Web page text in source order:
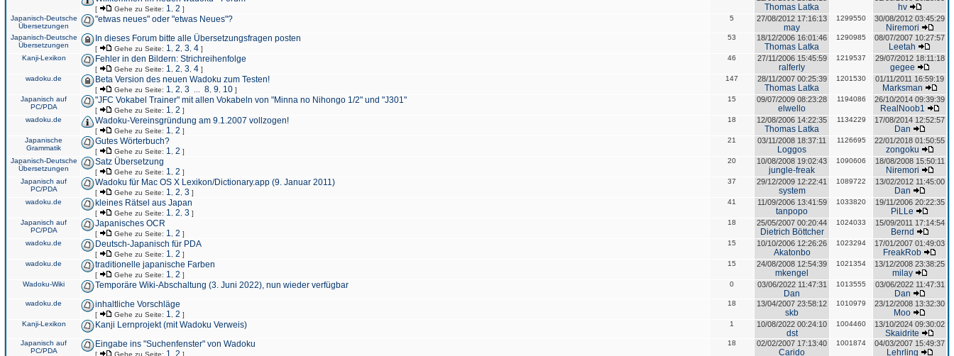
[ Gehe zu Seite: 1 2 ] Thomas Latka hv
Japanisch-Deutsche
Übersetzungen
"etwas neues" oder "etwas Neues"? 5 27/08/2012 17:16:13
may
1299550 30/08/2012 03:45:29
Niremori
Japanisch-Deutsche
Übersetzungen
In dieses Forum bitte alle Übersetzungsfragen posten
[ Gehe zu Seite: 1 2 3 4 ]
53 18/12/2006 16:01:46
Thomas Latka
1290985 08/07/2007 10:27:57
Leetah
Kanji-Lexikon Fehler in den Bildern: Strichreihenfolge
[ Gehe zu Seite: 1 2 3 4 ]
46 27/11/2006 15:45:59
ralferly
1219537 29/07/2012 18:11:18
gegee
wadoku.de Beta Version des neuen Wadoku zum Testen!
[ Gehe zu Seite: 1 2 3 8 9 10 ]
147 28/11/2007 00:25:39
Thomas Latka
1201530 01/11/2011 16:59:19
Marksman
Japanisch auf
PC/PDA
"JFC Vokabel Trainer" mit allen Vokabeln von "Minna no Nihongo 1/2" und "J301"
[ Gehe zu Seite: 1 2 ]
15 09/07/2009 08:23:28
elwello
1194086 26/10/2014 09:39:39
RealNoob1
wadoku.de Wadoku-Vereinsgründung am 9.1.2007 vollzogen!
[ Gehe zu Seite: 1 2 ]
18 12/08/2006 14:22:35
Thomas Latka
1134229 17/08/2014 12:52:57
Dan
Japanische
Grammatik
Gutes Wörterbuch?
[ Gehe zu Seite: 1 2 ]
21 03/11/2008 18:37:11
Loggos
1126695 22/01/2018 01:50:55
zongoku
Japanisch-Deutsche
Übersetzungen
Satz Übersetzung
[ Gehe zu Seite: 1 2 ]
20 10/08/2008 19:02:43
jungle-freak
1090606 18/08/2008 15:50:11
Niremori
Japanisch auf
PC/PDA
Wadoku für Mac OS X Lexikon/Dictionary.app (9. Januar 2011)
[ Gehe zu Seite: 1 2 3 ]
37 29/12/2009 12:22:41
system
1089722 13/02/2012 11:45:00
Dan
wadoku.de kleines Rätsel aus Japan
[ Gehe zu Seite: 1 2 3 ]
41 11/09/2006 13:41:59
tanpopo
1033820 19/11/2006 20:22:35
PiLLe
Japanisch auf
PC/PDA
Japanisches OCR
[ Gehe zu Seite: 1 2 ]
18 25/05/2007 00:20:44
Dietrich Böttcher
1024033 15/09/2011 17:14:54
Bernd
wadoku.de Deutsch-Japanisch für PDA
[ Gehe zu Seite: 1 2 ]
15 10/10/2006 12:26:26
Akatonbo
1023294 17/01/2007 01:49:03
FreakRob
wadoku.de traditionelle japanische Farben
[ Gehe zu Seite: 1 2 ]
15 24/08/2008 12:54:39
mkengel
1021354 13/12/2008 23:38:25
milay
Wadoku-Wiki Temporäre Wiki-Abschaltung (3. Juni 2022), nun wieder verfügbar 0 03/06/2022 11:47:31
Dan
1013555 03/06/2022 11:47:31
Dan
wadoku.de inhaltliche Vorschläge
[ Gehe zu Seite: 1 2 ]
18 13/04/2007 23:58:12
skb
1010979 23/12/2008 13:32:30
Moo
Kanji-Lexikon Kanji Lernprojekt (mit Wadoku Verweis) 1 10/08/2022 00:24:10
dst
1004460 13/10/2024 09:30:02
Skaidrite
Japanisch auf
PC/PDA
Eingabe ins "Suchenfenster" von Wadoku
[ Gehe zu Seite: 1 2 ]
18 02/02/2007 17:13:40
Carido
1001874 04/03/2007 15:49:37
Lehrling